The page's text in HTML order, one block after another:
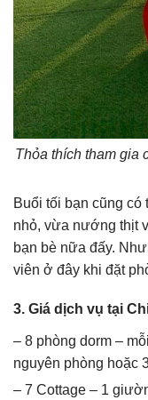
Thỏa thích tham gia
Buổi tối bạn cũng
nhỏ, vừa nướng thịt
bạn bè nữa đấy.
viên ở đây khi đặt
3. Giá dịch vụ tại
– 8 phòng dorm –
nguyên phòng hoặc
– 7 Cottage – 1